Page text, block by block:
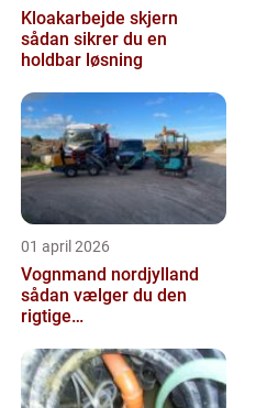
Kloakarbejde skjern
sådan sikrer du en
holdbar løsning
01 april 2026
Vognmand nordjylland
sådan vælger du den
rigtige